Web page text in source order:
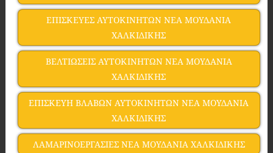
ΕΠΙΣΚΕΥΕΣ ΑΥΤΟΚΙΝΗΤΩΝ ΝΕΑ ΜΟΥΔΑΝΙΑ
ΧΑΛΚΙΔΙΚΗΣ
ΒΕΛΤΙΩΣΕΙΣ ΑΥΤΟΚΙΝΗΤΩΝ ΝΕΑ ΜΟΥΔΑΝΙΑ
ΧΑΛΚΙΔΙΚΗΣ
ΕΠΙΣΚΕΥΗ ΒΛΑΒΩΝ ΑΥΤΟΚΙΝΗΤΩΝ ΝΕΑ ΜΟΥΔΑΝΙΑ
ΧΑΛΚΙΔΙΚΗΣ
ΛΑΜΑΡΙΝΟΕΡΓΑΣΙΕΣ ΝΕΑ ΜΟΥΔΑΝΙΑ ΧΑΛΚΙΔΙΚΗΣ